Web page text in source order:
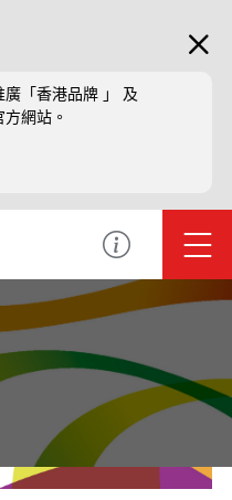
「香港品牌 」 及
網站。